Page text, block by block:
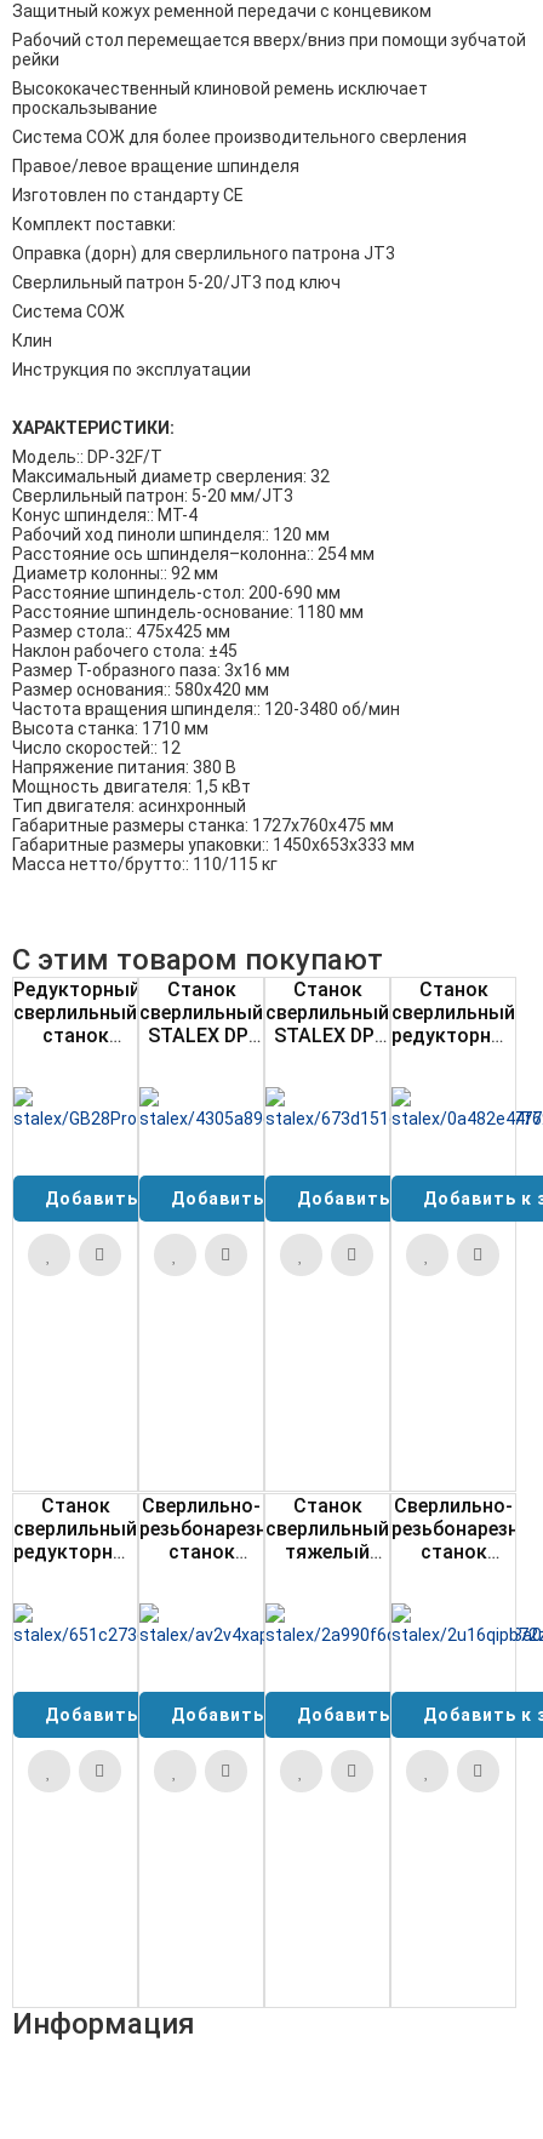
Защитный кожух ременной передачи с концевиком
Рабочий стол перемещается вверх/вниз при помощи зубчатой
рейки
Высококачественный клиновой ремень исключает
проскальзывание
Система СОЖ для более производительного сверления
Правое/левое вращение шпинделя
Изготовлен по стандарту СЕ
Комплект поставки:
Оправка (дорн) для сверлильного патрона JT3
Сверлильный патрон 5-20/JT3 под ключ
Система СОЖ
Клин
Инструкция по эксплуатации
ХАРАКТЕРИСТИКИ:
Модель:: DP-32F/T
Максимальный диаметр сверления: 32
Сверлильный патрон: 5-20 мм/JT3
Конус шпинделя:: МТ-4
Рабочий ход пиноли шпинделя:: 120 мм
Расстояние ось шпинделя–колонна:: 254 мм
Диаметр колонны:: 92 мм
Расстояние шпиндель-стол: 200-690 мм
Расстояние шпиндель-основание: 1180 мм
Размер стола:: 475х425 мм
Наклон рабочего стола: ±45
Размер Т-образного паза: 3x16 мм
Размер основания:: 580х420 мм
Частота вращения шпинделя:: 120-3480 об/мин
Высота станка: 1710 мм
Число скоростей:: 12
Напряжение питания: 380 В
Мощность двигателя: 1,5 кВт
Тип двигателя: асинхронный
Габаритные размеры станка: 1727х760х475 мм
Габаритные размеры упаковки:: 1450х653х333 мм
Масса нетто/брутто:: 110/115 кг
С этим товаром покупают
Редукторный
сверлильный
станок
Станок
сверлильный
STALEX DP-
Станок
сверлильный
STALEX DP-
Станок
сверлильный
редукторный
Станок
сверлильный
редукторный
Сверлильно-
резьбонарезной
станок
Станок
сверлильный
тяжелый
Сверлильно-
резьбонарезной
станок
Информация